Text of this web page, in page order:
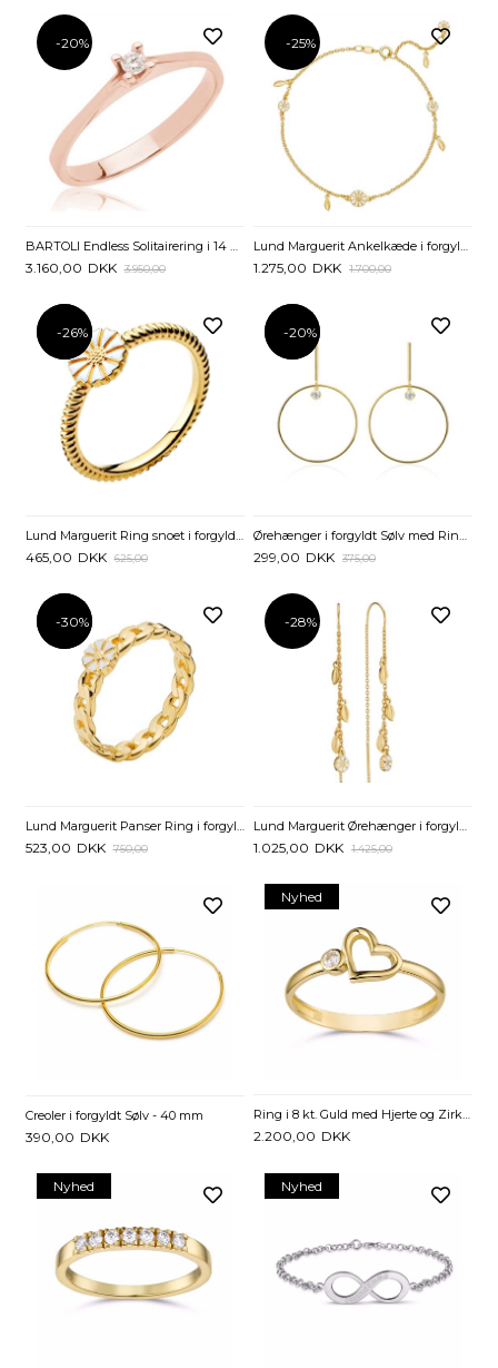
-20%
BARTOLI Endless Solitairering i 14 kt. Rosaguld med Diamant - 0,05 ct.
3.160,00 DKK 3.950,00
-25%
Lund Marguerit Ankelkæde i forgyldt Sølv med Blade - 22 og 25 cm
1.275,00 DKK 1.700,00
-26%
-26%
Lund Marguerit Ring snoet i forgyldt Sølv
465,00 DKK 625,00
-20%
-20%
Ørehænger i forgyldt Sølv med Ringe og Zirkonia
299,00 DKK 375,00
-30%
-30%
523,00 DKK 750,00
-28%
1.025,00 DKK 1.425,00
Creoler i forgyldt Sølv - 40 mm
390,00 DKK
Nyhed
Ring i 8 kt. Guld med Hjerte og Zirkonia
2.200,00 DKK
Nyhed Nyhed